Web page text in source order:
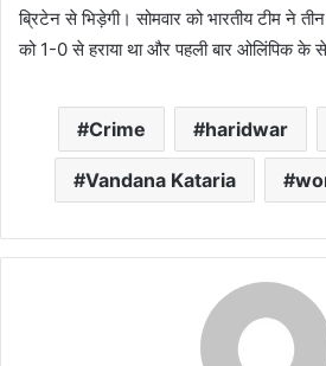
ब्रिटेन से भिड़ेगी। सोमवार को भारतीय टीम ने
को 1-0 से हराया था और पहली बार ओलिंपिक के
Crime haridwar
Vandana Kataria